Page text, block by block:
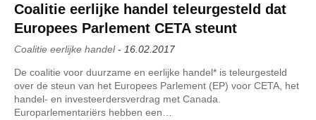
Coalitie eerlijke handel teleurgesteld dat
Europees Parlement CETA steunt
Coalitie eerlijke handel- 16.02.2017
De coalitie voor duurzame en eerlijke handel* is teleurgesteld
over de steun van het Europees Parlement (EP) voor CETA, het
handel- en investeerdersverdrag met Canada.
Europarlementariërs hebben een…